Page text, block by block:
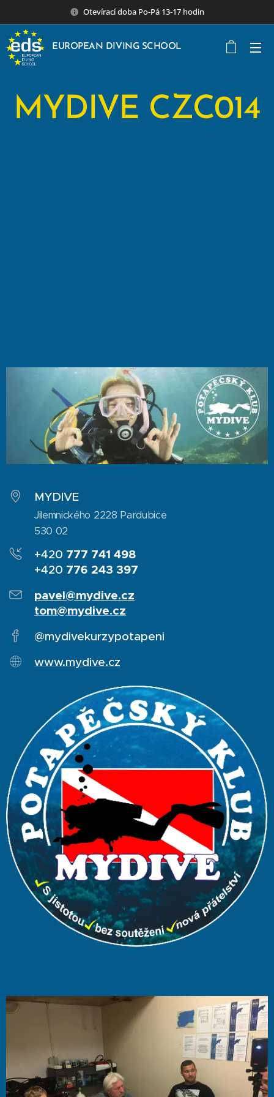
Otevírací doba Po-Pá 13-17 hodin
EUROPEAN DIVING SCHOOL
MYDIVE CZC014
MYDIVE
Jilemnického 2228 Pardubice
530 02
+420 777 741 498
+420 776 243 397
pavel@mydive.cz
tom@mydive.cz
@mydivekurzypotapeni
www.mydive.cz